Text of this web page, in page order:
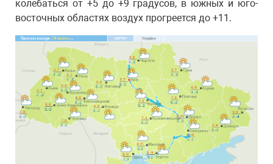
колебаться от +5 до +9 градусов, в южных и юго-
восточных областях воздух прогреется до +11.